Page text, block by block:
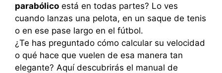
parabólico está en todas partes? Lo ves
cuando lanzas una pelota, en un saque de tenis
o en ese pase largo en el fútbol.
¿Te has preguntado cómo calcular su velocidad
o qué hace que vuelen de esa manera tan
elegante? Aquí descubrirás el manual de